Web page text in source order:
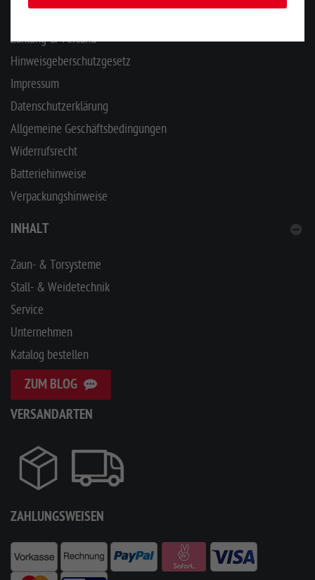
Zahlung & Versand
Hinweisgeberschutzgesetz
Impressum
Datenschutzerklärung
Allgemeine Geschäftsbedingungen
Widerrufsrecht
Batteriehinweise
Verpackungshinweise
INHALT
Zaun- & Torsysteme
Stall- & Weidetechnik
Service
Unternehmen
Katalog bestellen
ZUM BLOG
VERSANDARTEN
ZAHLUNGSWEISEN